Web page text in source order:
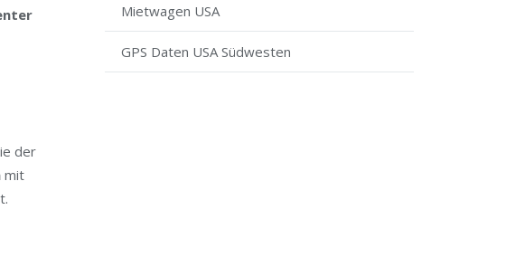
der
mit
Mietwagen USA
GPS Daten USA Südwesten